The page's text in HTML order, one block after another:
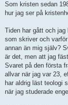
l
ä
Som kristen sedan
hur jag ser på
Tiden har gått och
som skriver och
annan än mig själv?
är det, men att jag
Svaret på den första
allvar när jag var 23,
har aldrig läst teologi
när jag studerade